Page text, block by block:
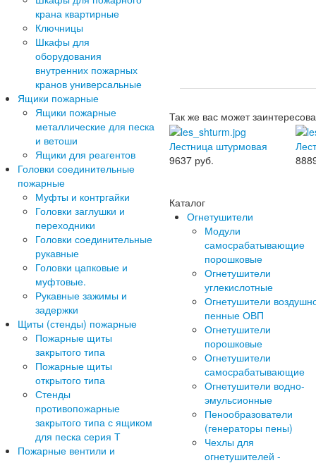
крана квартирные
Ключницы
Шкафы для
оборудования
внутренних пожарных
кранов универсальные
Ящики пожарные
Ящики пожарные
металлические для песка
и ветоши
Ящики для реагентов
Головки соединительные
пожарные
Муфты и контргайки
Головки заглушки и
переходники
Головки соединительные
рукавные
Головки цапковые и
муфтовые.
Рукавные зажимы и
задержки
Щиты (стенды) пожарные
Пожарные щиты
закрытого типа
Пожарные щиты
открытого типа
Стенды
противопожарные
закрытого типа с ящиком
для песка серия Т
Пожарные вентили и
Так же вас может
Лестница штурмовая
9637 руб.
Каталог
Огнетушители
Модули
самосрабатывающие
порошковые
Огнетушители
углекислотные
Огнетушители
пенные ОВП
Огнетушители
порошковые
Огнетушители
самосрабатывающие
Огнетушители водно-
эмульсионные
Пенообразователи
(генераторы пены)
Чехлы для
огнетушителей -